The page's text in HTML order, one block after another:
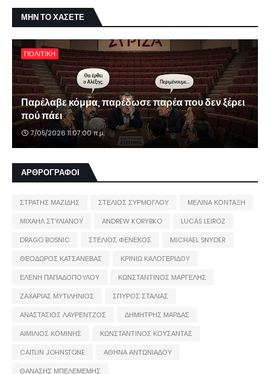
ΜΗΝ ΤΟ ΧΑΣΕΤΕ
ΠΟΛΙΤΙΚΗ
Παρέλαβε κόμμα, παρέδωσε παρέα που δεν ξέρει
πού πάει
7/05/2026 11:07:00 π.μ.
ΑΡΘΡΟΓΡΑΦΟΙ
ΣΤΡΑΤΗΣ ΜΑΖΙΔΗΣ ΣΤΕΛΙΟΣ ΣΥΡΜΟΓΛΟΥ
ΜΕΛΙΝΑ ΚΟΝΤΑΞΗ
ΜΙΧΑΗΛ ΣΤΥΛΙΑΝΟΥ
ANDREW KORYBKO
LUCAS LEIROZ
DRAGO BOSNIC
ΣΤΕΛΙΟΣ ΦΕΝΕΚΟΣ
MICHAEL SNYDER
ΘΕΟΔΩΡΟΣ ΚΑΤΣΑΝΕΒΑΣ
ΚΡΙΝΙΩ ΚΑΛΟΓΕΡΙΔΟΥ
ΕΛΕΝΗ ΠΑΠΑΔΟΠΟΥΛΟΥ
ΚΩΝΣΤΑΝΤΙΝΟΣ ΜΑΡΓΕΛΗΣ
ΖΑΧΑΡΙΑΣ ΜΥΤΙΛΗΝΙΟΣ
ΣΠΥΡΟΣ ΣΤΑΛΙΑΣ
ΑΝΑΣΤΑΣΙΟΣ ΛΑΥΡΕΝΤΖΟΣ
ΔΗΜΗΤΡΗΣ ΜΑΡΔΑΣ
ΑΙΜΙΛΙΟΣ ΚΟΜΙΝΗΣ
ΚΩΝΣΤΑΝΤΙΝΟΣ ΚΟΥΣΑΝΤΑΣ
CAITLIN JOHNSTONE
ΑΘΗΝΑ ΑΝΤΩΝΙΑΔΟΥ
ΘΑΝΑΣΗΣ ΜΠΕΛΕΜΕΜΗΣ